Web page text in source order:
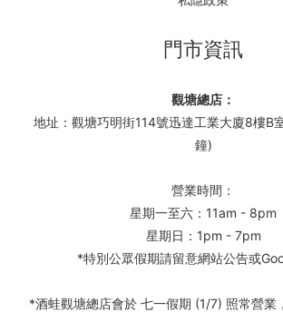
門市資訊
觀塘總店：
地址：觀塘巧明街114號迅達工業大廈8樓B
鐘)
營業時間：
星期一至六：11am - 8pm
星期日：1pm - 7pm
*特別公眾假期請留意網站公告或
*酒蛙觀塘總店會於 七一假期 (1/7) 照常營業